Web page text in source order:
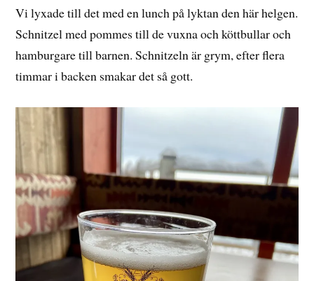
Vi lyxade till det med en lunch på lyktan den här helgen.
Schnitzel med pommes till de vuxna och köttbullar och
hamburgare till barnen. Schnitzeln är grym, efter flera
timmar i backen smakar det så gott.